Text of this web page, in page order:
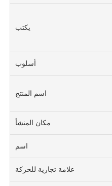
يكتب
أسلوب
اسم المنتج
مكان المنشأ
اسم
علامة تجارية للحركة